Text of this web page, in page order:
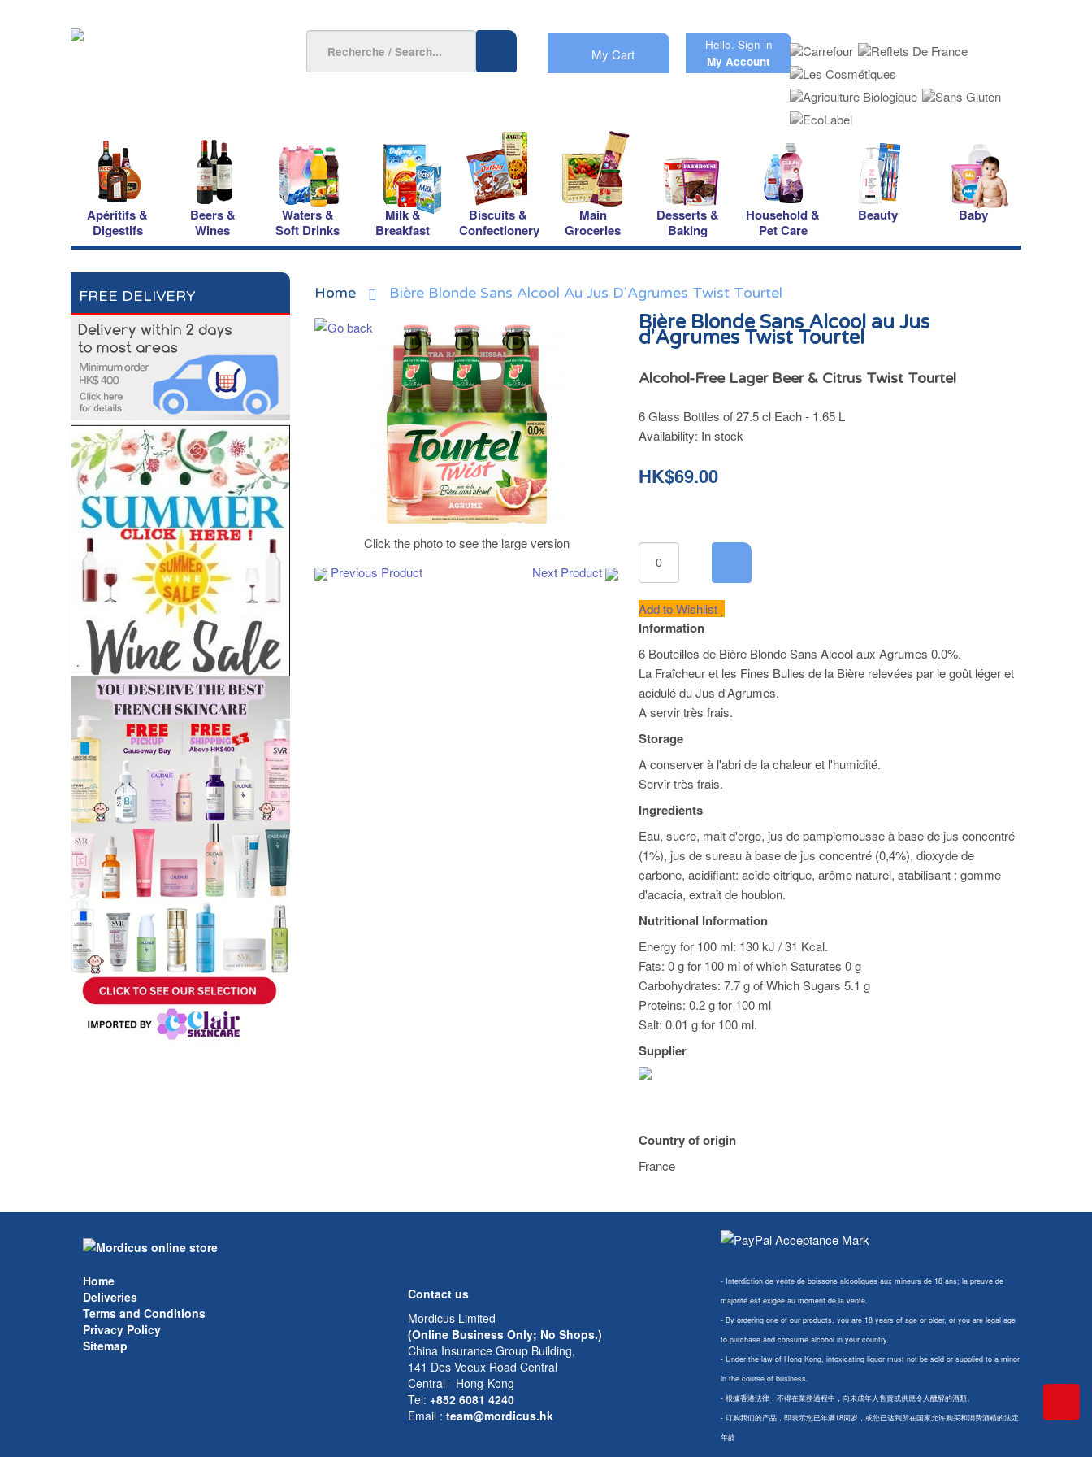
My Cart
Hello. Sign in
My Account
Apéritifs &
Digestifs
Beers &
Wines
Waters &
Soft Drinks
Milk &
Breakfast
Biscuits &
Confectionery
Main
Groceries
Desserts &
Baking
Household &
Pet Care
Beauty Baby
FREE DELIVERY Home Bière Blonde Sans Alcool Au Jus D'Agrumes Twist Tourtel
Click the photo to see the large version
Previous Product
Next Product
Bière Blonde Sans Alcool au Jus
d'Agrumes Twist Tourtel
Alcohol-Free Lager Beer & Citrus Twist Tourtel
6 Glass Bottles of 27.5 cl Each - 1.65 L
Availability: In stock
HK$69.00
Add to Wishlist
Information
6 Bouteilles de Bière Blonde Sans Alcool aux Agrumes 0.0%.
La Fraîcheur et les Fines Bulles de la Bière relevées par le goût léger et
acidulé du Jus d'Agrumes.
A servir très frais.
Storage
A conserver à l'abri de la chaleur et l'humidité.
Servir très frais.
Ingredients
Eau, sucre, malt d'orge, jus de pamplemousse à base de jus concentré
(1%), jus de sureau à base de jus concentré (0,4%), dioxyde de
carbone, acidifiant: acide citrique, arôme naturel, stabilisant : gomme
d'acacia, extrait de houblon.
Nutritional Information
Energy for 100 ml: 130 kJ / 31 Kcal.
Fats: 0 g for 100 ml of which Saturates 0 g
Carbohydrates: 7.7 g of Which Sugars 5.1 g
Proteins: 0.2 g for 100 ml
Salt: 0.01 g for 100 ml.
Supplier
Country of origin
France
Home
Deliveries
Terms and Conditions
Privacy Policy
Sitemap
Contact us
Mordicus Limited
(Online Business Only; No Shops.)
China Insurance Group Building,
141 Des Voeux Road Central
Central - Hong-Kong
Tel: +852 6081 4240
Email : team@mordicus.hk
- Interdiction de vente de boissons alcooliques aux mineurs de 18 ans; la preuve de
majorité est exigée au moment de la vente.
- By ordering one of our products, you are 18 years of age or older, or you are legal age
to purchase and consume alcohol in your country.
- Under the law of Hong Kong, intoxicating liquor must not be sold or supplied to a minor
in the course of business.
- 根據香港法律，不得在業務過程中，向未成年人售賣或供應令人醺醉的酒類。
- 订购我们的产品，即表示您已年满18周岁，或您已达到所在国家允许购买和消费酒精的法定
年龄